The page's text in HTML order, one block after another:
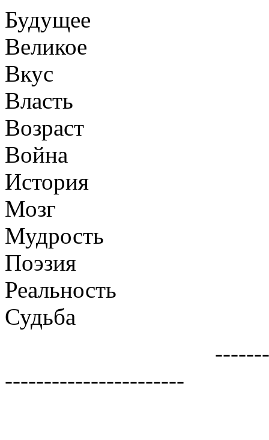
Будущее
Великое
Вкус
Власть
Возраст
Война
История
Мозг
Мудрость
Поэзия
Реальность
Судьба
-----------------------